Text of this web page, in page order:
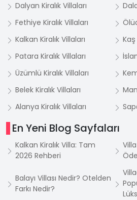
Dalyan Kiralık Villaları
Fethiye Kiralık Villaları
Kalkan Kiralık Villaları
Kaş
Patara Kiralık Villaları
Üzümlü Kiralık Villaları
Belek Kiralık Villaları
Alanya Kiralık Villaları
En Yeni Blog Sayfaları
Kalkan Kiralık Villa: Tam
2026 Rehberi
Balayı Villası Nedir? Otelden
Farkı Nedir?